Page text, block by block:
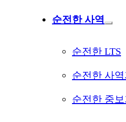
순전한 사역
순전한 LTS
순전한 사
순전한 중보